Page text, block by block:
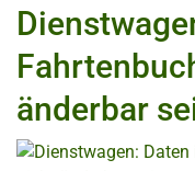
änderbar